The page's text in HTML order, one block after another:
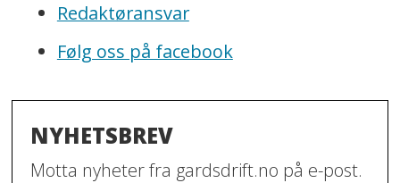
Redaktøransvar
Følg oss på facebook
NYHETSBREV
Motta nyheter fra gardsdrift.no på e-post.